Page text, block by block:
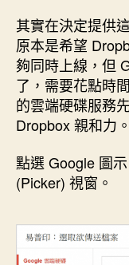
其實在決定提供
原本是希望
夠同時上線，但
了，需要花點時
的雲端硬碟服務
Dropbox 親和力。
點選 Google 圖
(Picker) 視窗。